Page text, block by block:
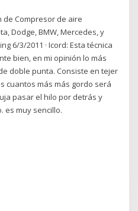
de Compresor de aire
Dodge, BMW, Mercedes, y
6/3/2011 · Icord: Esta técnica
bien, en mi opinión lo más
doble punta. Consiste en tejer
cuantos más más gordo será
pasar el hilo por detrás y
es muy sencillo.